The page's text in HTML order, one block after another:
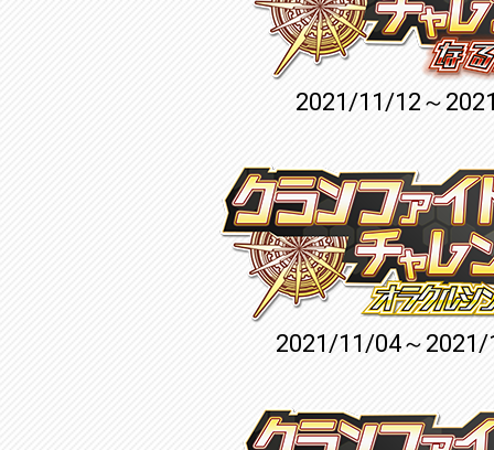
2021/11/12～
2021/11/04～